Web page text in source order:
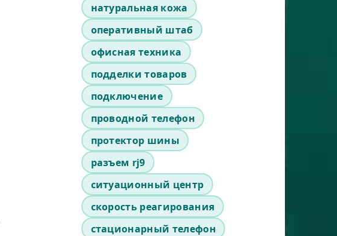
натуральная кожа
оперативный штаб
офисная техника
подделки товаров
подключение
проводной телефон
протектор шины
разъем rj9
ситуационный центр
скорость реагирования
стационарный телефон